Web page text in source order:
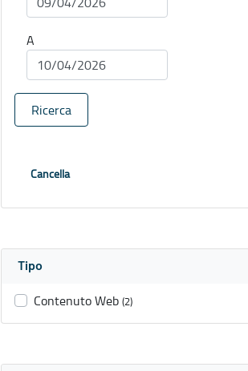
A
Ricerca
Cancella
Tipo
Contenuto Web (2)